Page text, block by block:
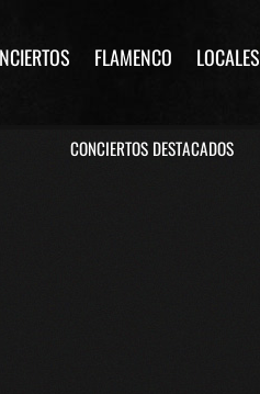
FLAMENCO LOCALES
CONCIERTOS DESTACADOS